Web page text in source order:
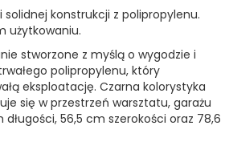
konstrukcji z polipropylenu.
użytkowaniu.
stworzone z myślą o wygodzie i
polipropylenu, który
eksploatację. Czarna kolorystyka
się w przestrzeń warsztatu, garażu
56,5 cm szerokości oraz 78,6